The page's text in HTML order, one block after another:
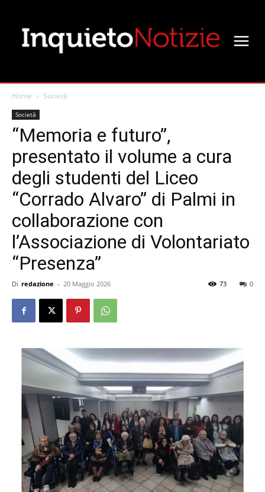
Home Società
Società
“Memoria e futuro”,
presentato il volume a cura
degli studenti del Liceo
“Corrado Alvaro” di Palmi in
collaborazione con
l’Associazione di Volontariato
“Presenza”
Di redazione - 20 Maggio 2026 0
73